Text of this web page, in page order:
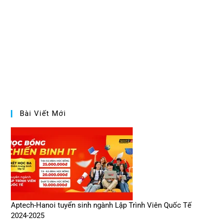
Bài Viết Mới
Aptech-Hanoi tuyển sinh ngành Lập Trình Viên Quốc Tế
2024-2025